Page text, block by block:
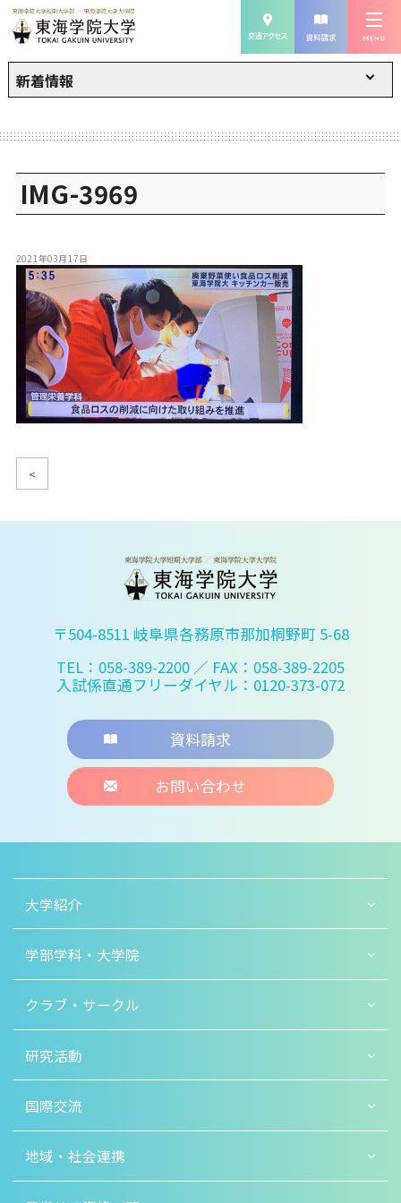
新着情報
IMG-3969
2021年03月17日
<
〒504-8511 岐阜県各務原市那加桐野町 5-68
TEL：058-389-2200 ／ FAX：058-389-2205
入試係直通フリーダイヤル：0120-373-072
資料請求
お問い合わせ
大学紹介
学部学科・大学院
クラブ・サークル
研究活動
国際交流
地域・社会連携